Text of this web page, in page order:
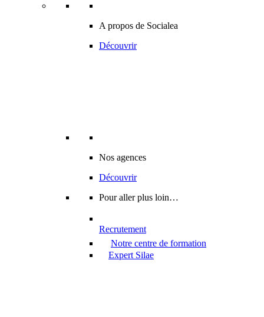
A propos de Socialea
Découvrir
Nos agences
Découvrir
Pour aller plus loin…
Recrutement
Notre centre de formation
Expert Silae